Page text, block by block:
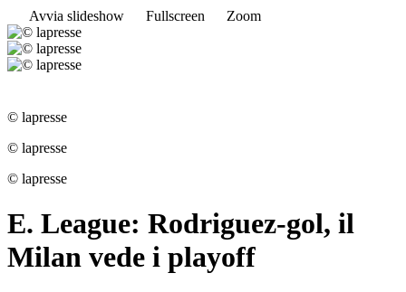
Avvia slideshow
Fullscreen Zoom
© lapresse
© lapresse
© lapresse
E. League: Rodriguez-gol, il
Milan vede i playoff